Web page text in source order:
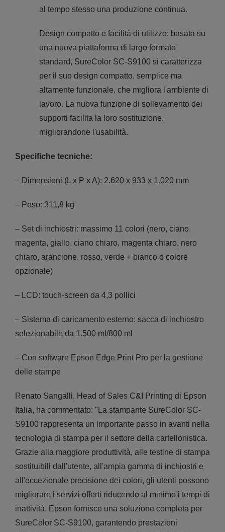
al tempo stesso una produzione continua.
Design compatto e facilità di utilizzo: basata su
una nuova piattaforma di largo formato
standard, SureColor SC-S9100 si caratterizza
per il suo design compatto, semplice ma
altamente funzionale, che migliora l'ambiente di
lavoro. La nuova funzione di sollevamento dei
supporti facilita la loro sostituzione,
migliorandone l'usabilità.
Specifiche tecniche:
– Dimensioni (L x P x A): 2.620 x 933 x 1.020 mm
– Peso: 311,8 kg
– Set di inchiostri: massimo 11 colori (nero, ciano,
magenta, giallo, ciano chiaro, magenta chiaro, nero
chiaro, arancione, rosso, verde + bianco o colore
opzionale)
– LCD: touch-screen da 4,3 pollici
– Sistema di caricamento esterno: sacca di inchiostro
selezionabile da 1.500 ml/800 ml
– Con software Epson Edge Print Pro per la gestione
delle stampe
Renato Sangalli, Head of Sales C&I Printing di Epson
Italia, ha commentato: "La stampante SureColor SC-
S9100 rappresenta un importante passo in avanti nella
tecnologia di stampa per il settore della cartellonistica.
Grazie alla maggiore produttività, alle testine di stampa
sostituibili dall'utente, all'ampia gamma di inchiostri e
all'eccezionale precisione dei colori, gli utenti possono
migliorare i servizi offerti riducendo al minimo i tempi di
inattività. Epson fornisce una soluzione completa per
SureColor SC-S9100, garantendo prestazioni